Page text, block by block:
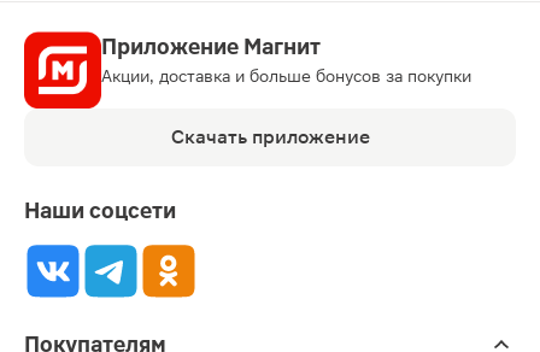
Приложение Магнит
Акции, доставка и больше бонусов за покупки
Скачать приложение
Наши соцсети
Покупателям